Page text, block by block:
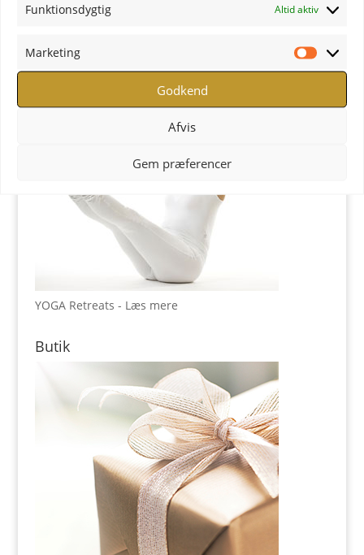
Funktionsdygtig Altid aktiv
Marketing
Godkend
Afvis
Gem præferencer
YOGA Retreats - Læs mere
Butik